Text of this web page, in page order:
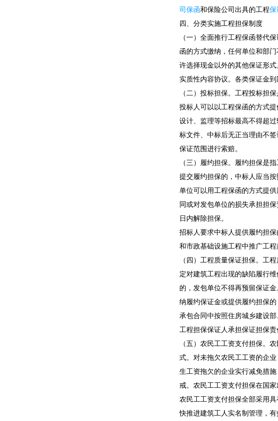
司保函和保险公司出具的工程保
四、分类实施工程担保制度
（一）全面推行工程保函替代
函的方式缴纳，任何单位和部
许选择现金以外的其他保证形
实质性内容协议。各类保证金
（二）投标担保。工程投标担
投标人可以以工程保函的方式
设计、监理等招标最高不得超
标文件、中标后无正当理由不
保证范围进行索赔。
（三）履约担保。履约担保是
提交履约担保的，中标人应当
单位可以用工程保函的方式提
同或对发包单位的损失承担担
日内解除担保。
招标人要求中标人提供履约担
和市政基础设施工程中推广工
（四）工程质量保证担保。工
定对建筑工程出现的缺陷履行
的，发包单位不得再预留保证
纳履约保证金或提供履约担保
承包合同中按照住房城乡建设
工程担保保证人承担保证担保责
（五）农民工工资支付担保。
式。对未拖欠农民工工资的企
生工资拖欠的企业实行减免措
戒。农民工工资支付担保在国
农民工工资支付担保全部采用
快推进建筑工人实名制管理，